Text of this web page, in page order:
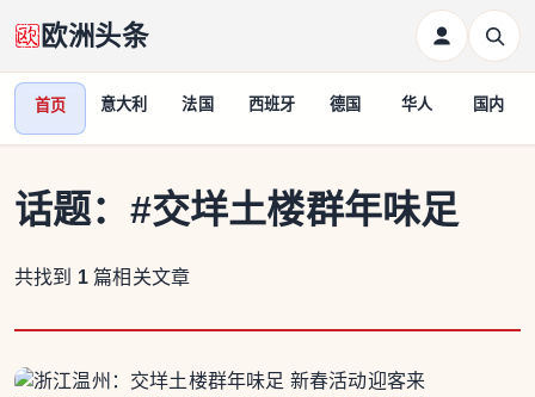
欧洲头条
首页 意大利 法国 西班牙 德国 华人 国内
话题： #交垟土楼群年味足
共找到 1 篇相关文章